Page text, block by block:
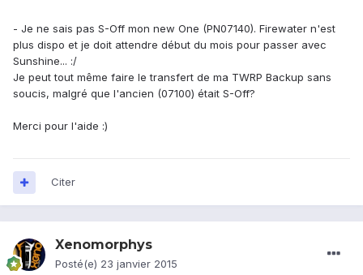
- Je ne sais pas S-Off mon new One (PN07140). Firewater n'est
plus dispo et je doit attendre début du mois pour passer avec
Sunshine... :/
Je peut tout même faire le transfert de ma TWRP Backup sans
soucis, malgré que l'ancien (07100) était S-Off?
Merci pour l'aide :)
Citer
Xenomorphys
Posté(e) 23 janvier 2015